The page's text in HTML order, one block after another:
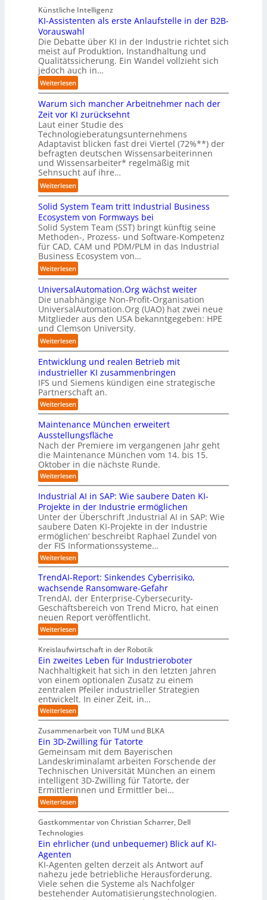
n
t
e
l
i
g
e
n
z
s
n
a
h
e
A
u
t
o
m
a
t
i
s
i
e
r
u
n
g
s
l
ö
s
u
n
g
d
i
e
Z
u
k
u
n
f
t
d
e
r
I
n
d
u
s
t
r
i
e
a
u
t
o
m
a
t
i
s
i
e
r
u
n
g
t
M
s
s
t
r
a
u
n
g
e
g
e
n
ü
b
e
n
i
c
h
t
-
e
u
r
o
p
ä
i
s
c
h
e
n
R
o
u
t
e
r
-
H
e
r
s
t
e
l
l
e
r
n
r
s
h
i
f
t
b
e
i
e
r
O
r
i
e
n
t
i
e
r
u
n
g
Künstliche Intelligenz
KI-Assistenten als erste Anlaufstelle in der B2B-
Vorauswahl
Die Debatte über KI in der Industrie richtet sich
meist auf Produktion, Instandhaltung und
Qualitätssicherung. Ein Wandel vollzieht sich
jedoch auch in…
Weiterlesen:
K
I
-
A
s
s
i
s
t
e
n
t
e
n
a
l
s
e
r
s
t
e
A
n
l
a
f
s
t
e
l
l
e
i
n
d
e
r
B
2
B
-
V
o
r
a
u
s
w
a
h
l
Warum sich mancher Arbeitnehmer nach der
Zeit vor KI zurücksehnt
Laut einer Studie des
Technologieberatungsunternehmens
Adaptavist blicken fast drei Viertel (72%**) der
befragten deutschen Wissensarbeiterinnen
und Wissensarbeiter* regelmäßig mit
Sehnsucht auf ihre…
Weiterlesen:
W
a
r
u
m
s
i
c
h
m
a
n
c
h
e
r
r
b
e
i
t
e
h
m
e
r
n
a
c
h
e
r
Z
e
i
t
v
o
r
K
I
z
u
r
ü
c
s
e
h
n
t
Solid System Team tritt Industrial Business
Ecosystem von Formways bei
Solid System Team (SST) bringt künftig seine
Methoden-, Prozess- und Software-Kompetenz
für CAD, CAM und PDM/PLM in das Industrial
Business Ecosystem von…
Weiterlesen:
S
o
l
i
d
S
y
s
t
e
m
T
e
a
t
r
t
t
I
n
d
u
s
t
r
i
a
l
B
u
s
i
n
e
s
E
c
o
s
y
s
e
m
v
o
n
F
o
r
w
a
y
b
e
i
UniversalAutomation.Org wächst weiter
Die unabhängige Non-Profit-Organisation
UniversalAutomation.Org (UAO) hat zwei neue
Mitglieder aus den USA bekanntgegeben: HPE
und Clemson University.
Weiterlesen:
U
n
i
v
e
r
s
a
l
A
u
t
o
m
a
i
o
n
.
O
r
g
w
ä
c
h
s
t
e
i
t
e
r
Entwicklung und realen Betrieb mit
industrieller KI zusammenbringen
IFS und Siemens kündigen eine strategische
Partnerschaft an.
Weiterlesen:
E
t
w
c
k
l
u
n
g
u
n
r
e
a
l
e
B
e
t
r
i
e
b
m
i
t
i
n
d
u
s
t
r
i
e
l
e
r
K
I
z
u
s
a
m
e
n
r
i
n
g
e
Maintenance München erweitert
Ausstellungsfläche
Nach der Premiere im vergangenen Jahr geht
die Maintenance München vom 14. bis 15.
Oktober in die nächste Runde.
Weiterlesen:
M
a
i
n
t
e
n
a
n
c
e
M
ü
n
c
h
e
n
e
r
w
e
i
t
e
t
A
u
s
t
e
l
l
u
n
g
s
f
ä
c
h
Industrial AI in SAP: Wie saubere Daten KI-
Projekte in der Industrie ermöglichen
Unter der Überschrift ‚Industrial AI in SAP: Wie
saubere Daten KI-Projekte in der Industrie
ermöglichen‘ beschreibt Raphael Zundel von
der FIS Informationssysteme…
Weiterlesen:
I
n
d
u
s
t
r
i
a
l
A
I
i
n
S
P
:
W
i
e
s
a
u
b
e
r
e
D
a
e
n
K
I
P
r
o
j
TrendAI-Report: Sinkendes Cyberrisiko,
wachsende Ransomware-Gefahr
TrendAI, der Enterprise-Cybersecurity-
Geschäftsbereich von Trend Micro, hat einen
neuen Report veröffentlicht.
Weiterlesen:
T
r
e
n
d
A
-
R
e
p
o
t
:
S
i
n
k
e
n
d
e
C
y
e
r
r
i
s
Kreislaufwirtschaft in der Robotik
Ein zweites Leben für Industrieroboter
Nachhaltigkeit hat sich in den letzten Jahren
von einem optionalen Zusatz zu einem
zentralen Pfeiler industrieller Strategien
entwickelt. In einer Zeit, in…
Weiterlesen:
E
n
z
w
e
i
t
e
s
L
e
e
n
f
I
n
d
u
Zusammenarbeit von TUM und BLKA
Ein 3D-Zwilling für Tatorte
Gemeinsam mit dem Bayerischen
Landeskriminalamt arbeiten Forschende der
Technischen Universität München an einem
intelligent 3D-Zwilling für Tatorte, der
Ermittlerinnen und Ermittler bei…
Weiterlesen:
E
n
3
D
w
i
l
l
Gastkommentar von Christian Scharrer, Dell
Technologies
Ein ehrlicher (und unbequemer) Blick auf KI-
Agenten
KI-Agenten gelten derzeit als Antwort auf
nahezu jede betriebliche Herausforderung.
Viele sehen die Systeme als Nachfolger
bestehender Automatisierungstechnologien.